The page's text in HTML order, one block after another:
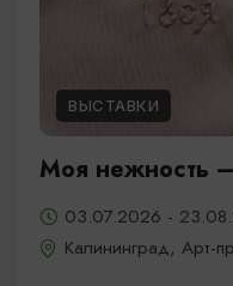
ВЫСТАВКИ
Моя нежность
03.07.2026 -
Калининград, Арт-